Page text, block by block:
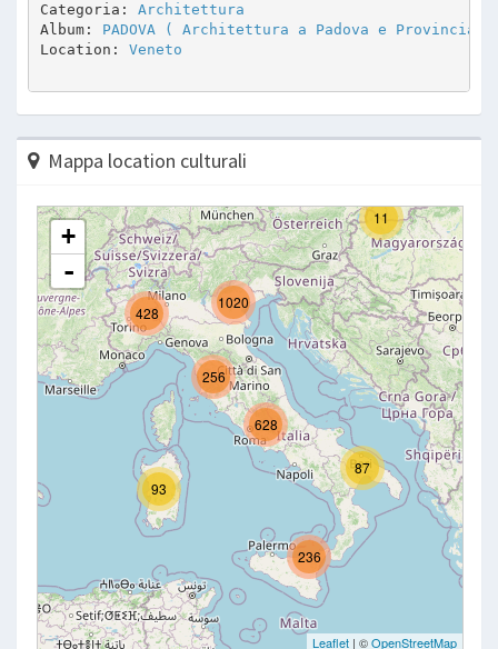
Categoria: Architettura
Album: PADOVA ( Architettura a Padova e Provincia )
Location: Veneto
Mappa location culturali